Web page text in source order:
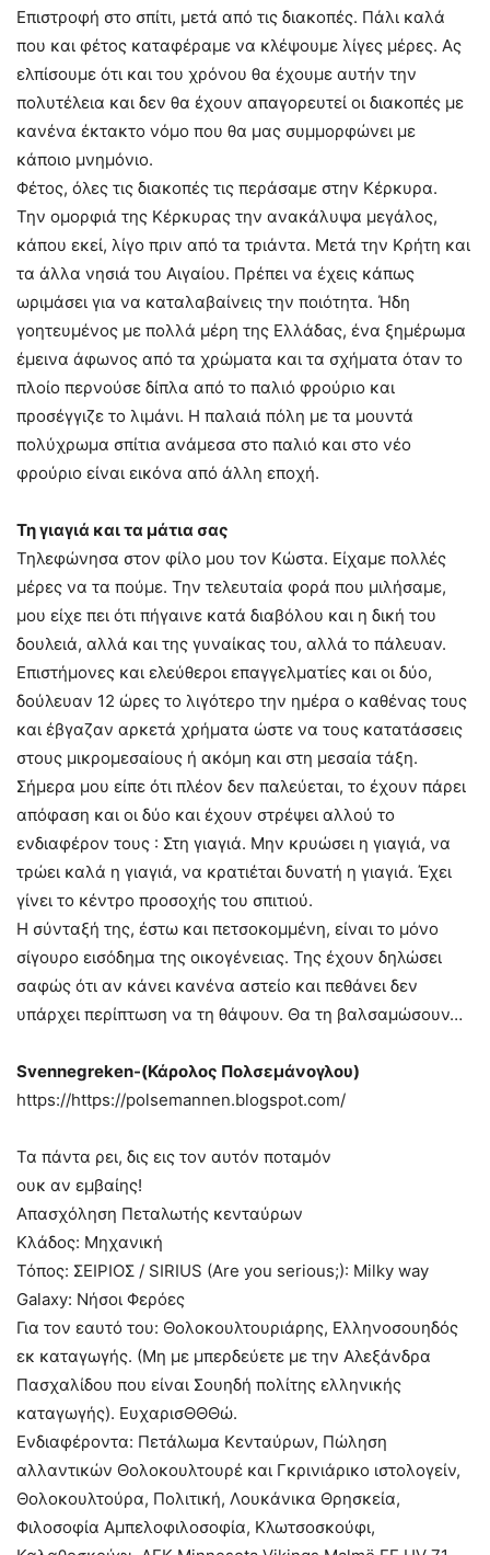
Επιστροφή στο σπίτι, μετά από τις διακοπές. Πάλι καλά
που και φέτος καταφέραμε να κλέψουμε λίγες μέρες. Ας
ελπίσουμε ότι και του χρόνου θα έχουμε αυτήν την
πολυτέλεια και δεν θα έχουν απαγορευτεί οι διακοπές με
κανένα έκτακτο νόμο που θα μας συμμορφώνει με
κάποιο μνημόνιο.
Φέτος, όλες τις διακοπές τις περάσαμε στην Κέρκυρα.
Την ομορφιά της Κέρκυρας την ανακάλυψα μεγάλος,
κάπου εκεί, λίγο πριν από τα τριάντα. Μετά την Κρήτη και
τα άλλα νησιά του Αιγαίου. Πρέπει να έχεις κάπως
ωριμάσει για να καταλαβαίνεις την ποιότητα. Ήδη
γοητευμένος με πολλά μέρη της Ελλάδας, ένα ξημέρωμα
έμεινα άφωνος από τα χρώματα και τα σχήματα όταν το
πλοίο περνούσε δίπλα από το παλιό φρούριο και
προσέγγιζε το λιμάνι. Η παλαιά πόλη με τα μουντά
πολύχρωμα σπίτια ανάμεσα στο παλιό και στο νέο
φρούριο είναι εικόνα από άλλη εποχή.
Τη γιαγιά και τα μάτια σας
Τηλεφώνησα στον φίλο μου τον Κώστα. Είχαμε πολλές
μέρες να τα πούμε. Την τελευταία φορά που μιλήσαμε,
μου είχε πει ότι πήγαινε κατά διαβόλου και η δική του
δουλειά, αλλά και της γυναίκας του, αλλά το πάλευαν.
Επιστήμονες και ελεύθεροι επαγγελματίες και οι δύο,
δούλευαν 12 ώρες το λιγότερο την ημέρα ο καθένας τους
και έβγαζαν αρκετά χρήματα ώστε να τους κατατάσσεις
στους μικρομεσαίους ή ακόμη και στη μεσαία τάξη.
Σήμερα μου είπε ότι πλέον δεν παλεύεται, το έχουν πάρει
απόφαση και οι δύο και έχουν στρέψει αλλού το
ενδιαφέρον τους : Στη γιαγιά. Μην κρυώσει η γιαγιά, να
τρώει καλά η γιαγιά, να κρατιέται δυνατή η γιαγιά. Έχει
γίνει το κέντρο προσοχής του σπιτιού.
Η σύνταξή της, έστω και πετσοκομμένη, είναι το μόνο
σίγουρο εισόδημα της οικογένειας. Της έχουν δηλώσει
σαφώς ότι αν κάνει κανένα αστείο και πεθάνει δεν
υπάρχει περίπτωση να τη θάψουν. Θα τη βαλσαμώσουν…
Svennegreken-(Κάρολος Πολσεμάνογλου)
https://https://polsemannen.blogspot.com/
Τα πάντα ρει, δις εις τον αυτόν ποταμόν
ουκ αν εμβαίης!
Απασχόληση Πεταλωτής κενταύρων
Κλάδος: Μηχανική
Τόπος: ΣΕΙΡΙΟΣ / SIRIUS (Are you serious;): Milky way
Galaxy: Νήσοι Φερόες
Για τον εαυτό του: Θολοκουλτουριάρης, Ελληνοσουηδός
εκ καταγωγής. (Μη με μπερδεύετε με την Αλεξάνδρα
Πασχαλίδου που είναι Σουηδή πολίτης ελληνικής
καταγωγής). ΕυχαρισΘΘΘώ.
Ενδιαφέροντα: Πετάλωμα Κενταύρων, Πώληση
αλλαντικών Θολοκουλτουρέ και Γκρινιάρικο ιστολογείν,
Θολοκουλτούρα, Πολιτική, Λουκάνικα Θρησκεία,
Φιλοσοφία Αμπελοφιλοσοφία, Κλωτσοσκούφι,